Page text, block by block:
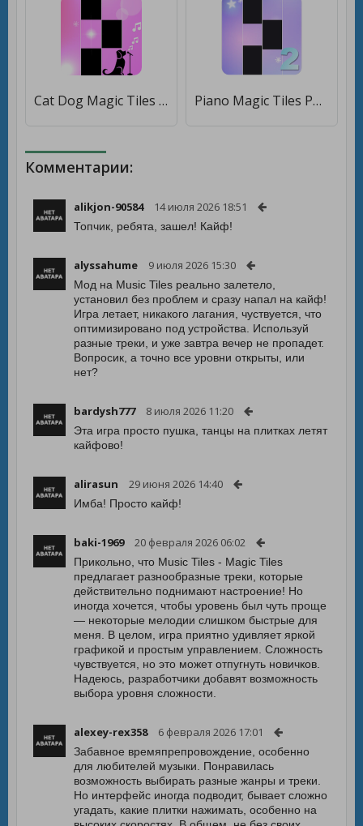
Cat Dog Magic Tiles [Много денег] Piano Magic Tiles Pop Music 2 [Мод меню]
Комментарии:
alikjon-90584 14 июля 2026 18:51
Топчик, ребята, зашел! Кайф!
alyssahume 9 июля 2026 15:30
Мод на Music Tiles реально залетело,
установил без проблем и сразу напал на кайф!
Игра летает, никакого лагания, чуствуется, что
оптимизировано под устройства. Используй
разные треки, и уже завтра вечер не пропадет.
Вопросик, а точно все уровни открыты, или
нет?
bardysh777 8 июля 2026 11:20
Эта игра просто пушка, танцы на плитках летят
кайфово!
alirasun 29 июня 2026 14:40
Имба! Просто кайф!
baki-1969 20 февраля 2026 06:02
Прикольно, что Music Tiles - Magic Tiles
предлагает разнообразные треки, которые
действительно поднимают настроение! Но
иногда хочется, чтобы уровень был чуть проще
— некоторые мелодии слишком быстрые для
меня. В целом, игра приятно удивляет яркой
графикой и простым управлением. Сложность
чувствуется, но это может отпугнуть новичков.
Надеюсь, разработчики добавят возможность
выбора уровня сложности.
alexey-rex358 6 февраля 2026 17:01
Забавное времяпрепровождение, особенно
для любителей музыки. Понравилась
возможность выбирать разные жанры и треки.
Но интерфейс иногда подводит, бывает сложно
угадать, какие плитки нажимать, особенно на